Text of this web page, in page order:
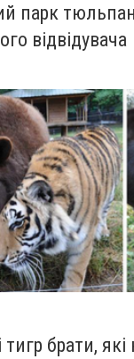
парк
відвідувача
тигр брати,